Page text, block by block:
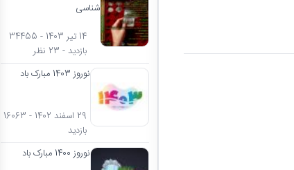
شناسی
14 تیر 1403 - 34455
بازدید - 23 نظر
نوروز 1403 مبارک باد
29 اسفند 1402 - 16063
بازدید
نوروز 1400 مبارک باد